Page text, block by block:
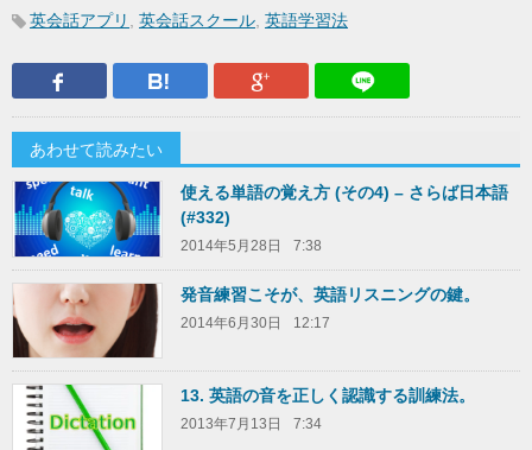
英会話アプリ
英会話スクール 英語学習法
Facebook はてなブックマークGoogle Plus
あわせて読みたい
使える単語の覚え方 (その4) – さらば日本語
(#332)
2014年5月28日 7:38
発音練習こそが、英語リスニングの鍵。
2014年6月30日 12:17
13. 英語の音を正しく認識する訓練法。
2013年7月13日 7:34